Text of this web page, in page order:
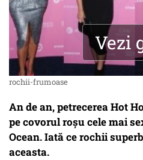
Vezi
rochii-frumoase
An de an, petrecerea Hot
pe covorul roşu cele mai
Ocean. Iată ce rochii
aceasta.